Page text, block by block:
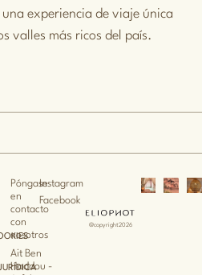
experiencia de viaje única
valles más ricos del país.
Póngase
en
contacto
con
nosotros
Ait Ben
Haddou -
Instagram
Facebook
@copyright2026